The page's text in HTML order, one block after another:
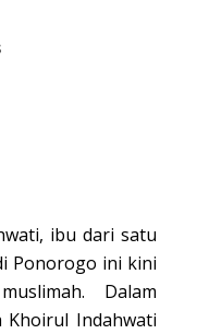
ibu dari satu
Ponorogo ini kini
Dalam
Khoirul Indahwati